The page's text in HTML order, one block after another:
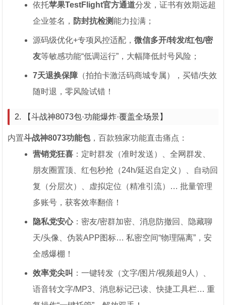
依托苹果TestFlight官方通道分发，证书有效期远超
企业签名， 防封抗检测能力拉满；
源码级优化+专项风控适配，微信多开/转发/红包/密
友等敏感功能“低调运行”，大幅降低封号风险；
7天退换保障 （拍拍卡激活码商城专属），买错/失效
随时退，零风险试错！
2. 【斗战神8073包·功能爆炸·覆盖全场景】
内置斗战神8073功能包，百款独家功能直击痛点：
营销党狂喜 ：定时群发（准时发送）、全网群发、
朋友圈置顶、红包秒抢（24h/延迟自定义）、自动回
复（分层次）、虚拟定位（精准引流）… 批量管理
多账号，获客效率翻倍！
隐私党安心：密友/密群加密、消息防撤回、隐藏聊
天/头像、伪装APP图标… 私密空间“物理隔离”，安
全感爆棚！
效率党尖叫 ：一键转发（文字/图片/视频超9人）、
语音转文字/MP3、消息标记已读、快捷工具栏… 重